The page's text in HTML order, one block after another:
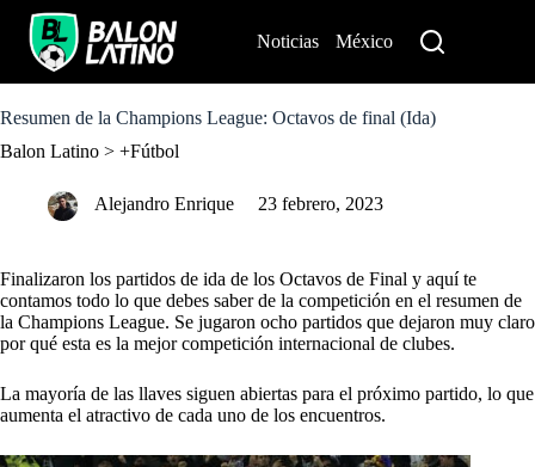
o
o
Noticias México
Resumen de la Champions League: Octavos de final (Ida)
Balon Latino > +Fútbol
Alejandro Enrique 23 febrero, 2023
Finalizaron los partidos de ida de los Octavos de Final y aquí te
contamos todo lo que debes saber de la competición en el resumen de
la Champions League. Se jugaron ocho partidos que dejaron muy claro
por qué esta es la mejor competición internacional de clubes.
La mayoría de las llaves siguen abiertas para el próximo partido, lo que
aumenta el atractivo de cada uno de los encuentros.